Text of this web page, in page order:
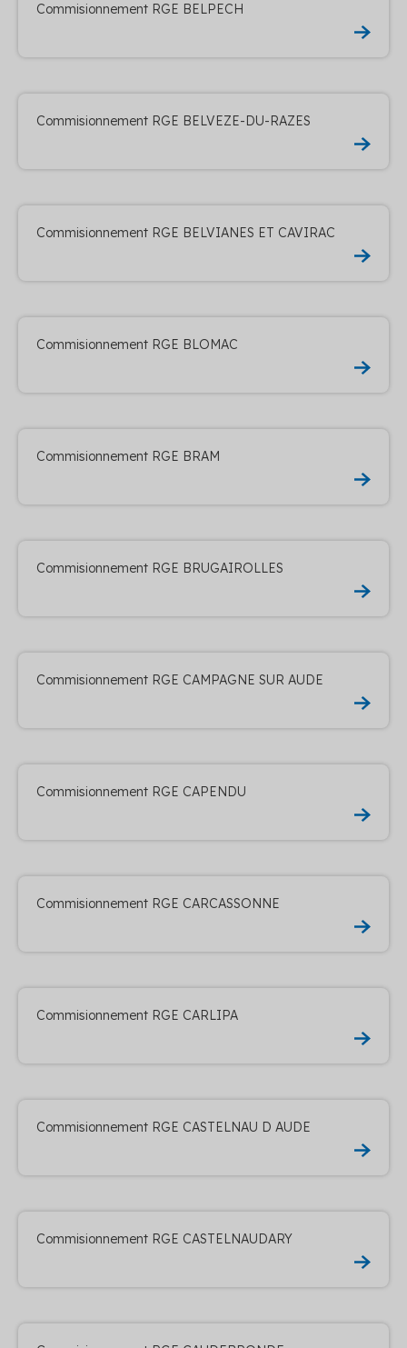
Commisionnement RGE BELPECH
Commisionnement RGE BELVEZE-DU-RAZES
Commisionnement RGE BELVIANES ET CAVIRAC
Commisionnement RGE BLOMAC
Commisionnement RGE BRAM
Commisionnement RGE BRUGAIROLLES
Commisionnement RGE CAMPAGNE SUR AUDE
Commisionnement RGE CAPENDU
Commisionnement RGE CARCASSONNE
Commisionnement RGE CARLIPA
Commisionnement RGE CASTELNAU D AUDE
Commisionnement RGE CASTELNAUDARY